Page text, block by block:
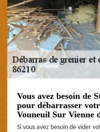
Vous avez besoin de
pour débarrasser
Vouneuil Sur Vienne
Si vous avez besoin de vider